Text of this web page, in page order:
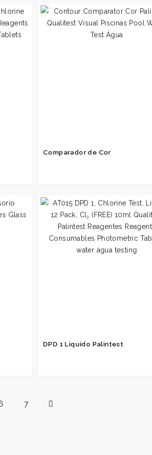
Comparador de Cor
DPD 1 Liquido Palintest
7